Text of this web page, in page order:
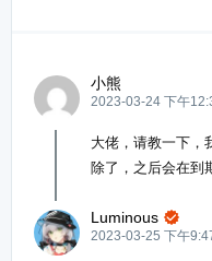
小熊
2023-03-24 下午
大佬，请教一下，
除了，之后会在到
Luminous 
2023-03-25 下午